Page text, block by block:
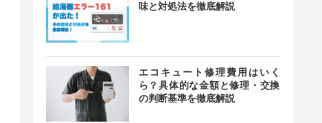
緊急駆けつけ
味と対処法を徹底解説
エコキュート修理費用はいく
ら？具体的な金額と修理・交換
の判断基準を徹底解説